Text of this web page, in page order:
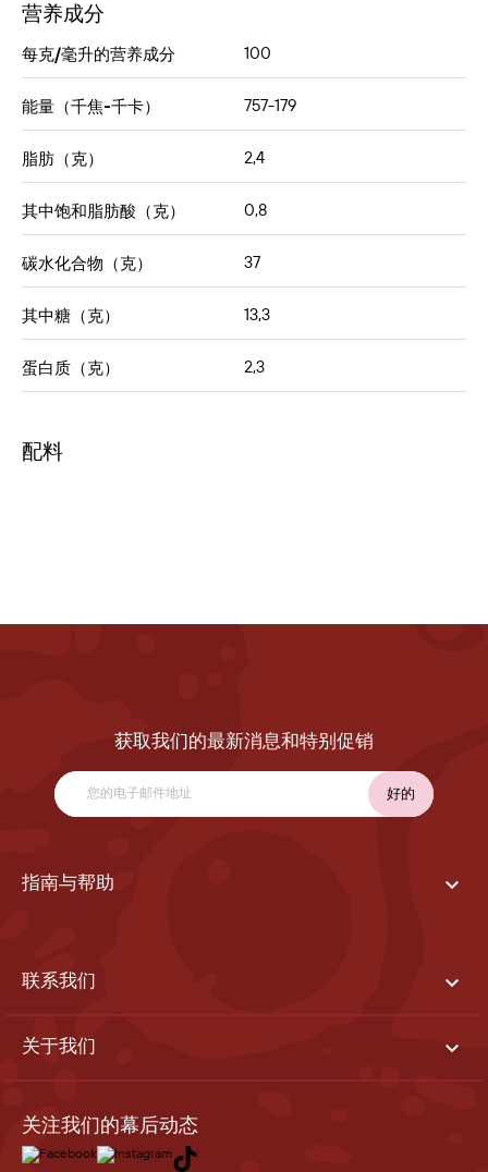
营养成分
每克/毫升的营养成分 100
能量（千焦-千卡） 757-179
脂肪（克） 2,4
其中饱和脂肪酸（克） 0,8
碳水化合物（克） 37
其中糖（克） 13,3
蛋白质（克） 2,3
配料
获取我们的最新消息和特别促销
指南与帮助 
联系我们 
关于我们 
关注我们的幕后动态